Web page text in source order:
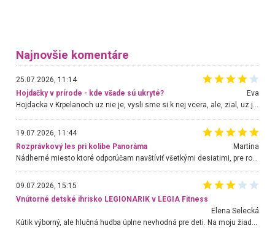
Najnovšie komentáre
25.07.2026, 11:14
Hojdačky v prírode - kde všade sú ukryté?
Eva
Hojdacka v Krpelanoch uz nie je, vysli sme si k nej vcera, ale, zial, uz je znicena. Ak sem planujete cestu len kvoli hojdacke, mozete si ju usetrit. Krasny vyhlad je tu vsak aj bez hojdacky :-)
19.07.2026, 11:44
Rozprávkový les pri kolibe Panoráma
Martina
Nádherné miesto ktoré odporúčam navštíviť všetkými desiatimi, pre rodiny s deťmi, dôchodcom... Proste a jednoducho ozaj rozprávkový les.. určite ešte prídeme. Odniesli sme si na pamiatku krásne tričká,
09.07.2026, 15:15
Vnútorné detské ihrisko LEGIONARIK v LEGIA Fitness
Elena Selecká
Kútik výborný, ale hlučná hudba úplne nevhodná pre deti. Na moju žiadosť o aspoň sušenie nereagovali.